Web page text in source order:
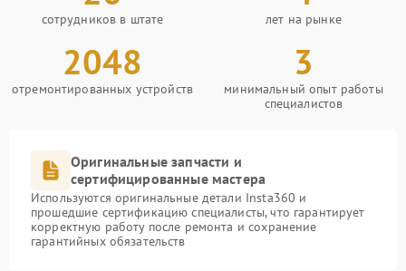
сотрудников в штате лет на рынке
2048
отремонтированных устройств
3
минимальный опыт работы
специалистов
Оригинальные запчасти и
сертифицированные мастера
Используются оригинальные детали Insta360 и
прошедшие сертификацию специалисты, что гарантирует
корректную работу после ремонта и сохранение
гарантийных обязательств